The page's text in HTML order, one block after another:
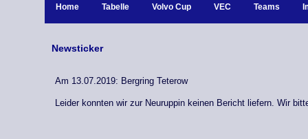
Home Tabelle Volvo Cup VEC Teams
Newsticker
Am 13.07.2019: Bergring Teterow
Leider konnten wir zur Neuruppin keinen Bericht liefern. Wir